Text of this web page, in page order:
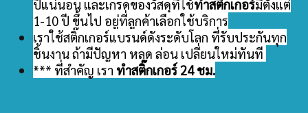
ปีแน่นอน และเกรดของวัสดุที่ใช้ทำสติ๊กเกอร์มีตั้งแต่
1-10 ปี ขึ้นไป อยู่ที่ลูกค้าเลือกใช้บริการ
เราใช้สติ๊กเกอร์แบรนด์ดังระดับโลก ที่รับประกันทุก
ชิ้นงาน ถ้ามีปัญหา หลุด ล่อน เปลี่ยนใหม่ทันที
*** ที่สำคัญ เรา ทำสติ๊กเกอร์ 24 ชม.